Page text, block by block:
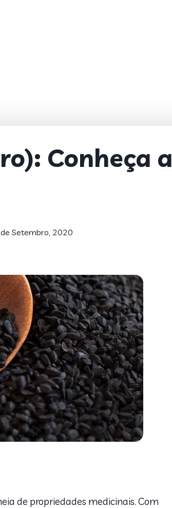
Conheça a
Setembro, 2020
de propriedades medicinais. Com